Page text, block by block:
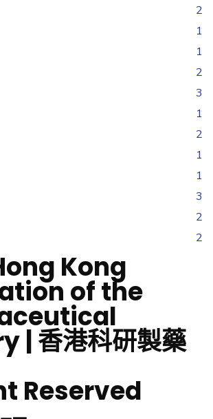
2
1
1
2
3
1
2
1
1
3
2
2
Kong
of the
| 香港科研製藥
Reserved